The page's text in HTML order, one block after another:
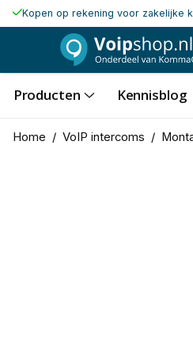
Kopen op rekening voor zakelijke
Producten Kennisblog
Home / VoIP intercoms /